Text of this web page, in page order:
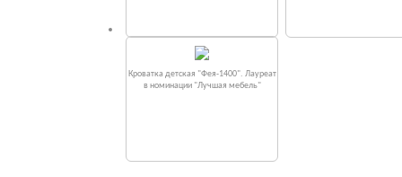
Кроватка детская "Фея-1400". Лауреат
в номинации "Лучшая мебель"